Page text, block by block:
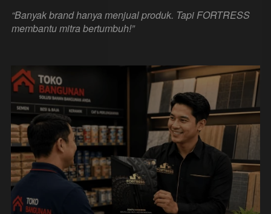
“Banyak brand hanya menjual produk. Tapi FORTRESS
membantu mitra bertumbuh!”